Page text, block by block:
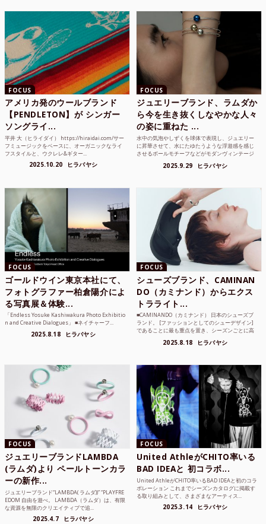
FOCUS
アメリカ発のウールブランド
【PENDLETON】が シンガー
ソングライ...
平井 大（ヒライダイ） https://hiraidai.com/サー
フミュージックをベースに、オーガニックなライ
フスタイルと、ウクレレ&ギター...
2025.10.20 ヒラバヤシ
FOCUS
ジュエリーブランド、ラムダか
ら今を生き抜くしなやかな人々
の姿に重ねた ...
水中の気泡やしずくを球体で表現し、ジュエリー
に昇華させて、水にたゆたうような浮遊感を感じ
させるボールモチーフなどがモダンヴィンテージ
2025.9.29 ヒラバヤシ
FOCUS
ゴールドウイン東京本社にて、
フォトグラファー柏倉陽介によ
る写真展＆体験...
「Endless Yosuke Kashiwakura Photo Exhibitio
n and Creative Dialogues」 ■ネイチャーフ...
2025.8.18 ヒラバヤシ
FOCUS
シューズブランド、CAMINAN
DO（カミナンド）からエクス
トラライト...
■CAMINANDO（カミナンド） 日本のシューズブ
ランド。 [ファッションとしてのシューデザイン]
であることに最も重点を置き、シーズンごとに高
2025.8.18 ヒラバヤシ
FOCUS
ジュエリーブランドLAMBDA
(ラムダ)より ペールトーンカラ
ーの新作...
ジュエリーブランド“LAMBDA( ラムダ))” “PLAYFRE
EDOM 自由を遊べ。 LAMBDA（ラムダ）は、有限
な資源を無限のクリエイティブで追...
2025.4.7 ヒラバヤシ
FOCUS
United AthleがCHITO率いる
BAD IDEAと 初コラボ...
United AthleがCHITO率いるBAD IDEAと初のコラ
ボレーション これまでシーズンカタログに掲載す
る取り組みとして、さまざまなアーティス...
2025.3.14 ヒラバヤシ